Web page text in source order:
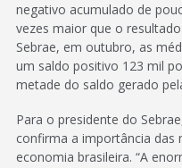
negativo acumulado de
vezes maior que o
Sebrae, em outubro, as
um saldo positivo 123 mil
metade do saldo gerado
Para o presidente do
confirma a importância das
economia brasileira. “A